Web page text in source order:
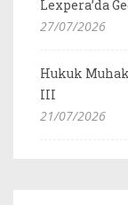
Lexpera’da
27/07/2026
Hukuk
III
21/07/2026